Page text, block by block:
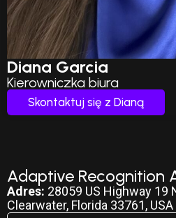
Diana Garcia
Kierowniczka biura
Skontaktuj się z Dianą
Adaptive Recognition
Adres: 28059 US Highway 19
Clearwater, Florida 33761, USA